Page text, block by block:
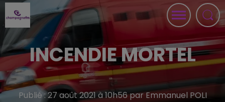
INCENDIE MORTEL
Publié : 27 août 2021 à 10h56 par Emmanuel POLI